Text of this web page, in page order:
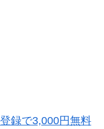
録で3,000円無料